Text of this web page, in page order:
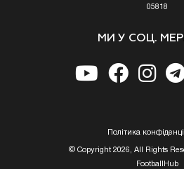
05818
МИ У СОЦ.
Полiтика
© Copyright 2026, All Rights
FootballHub